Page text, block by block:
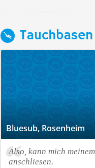
Bluesub, Rosenheim
Also, kann mich
anschliesen.